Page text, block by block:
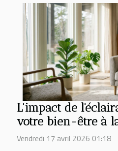
L'impact de
votre bien-être à
Vendredi 17 avril 2026 01:18